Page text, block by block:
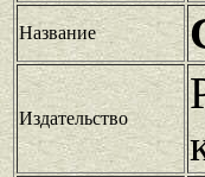
Название
Издательство